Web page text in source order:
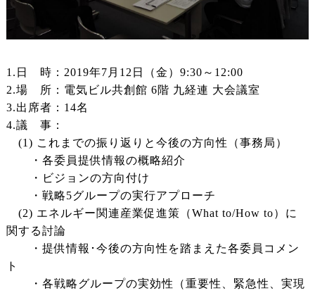
1.日 時：2019年7月12日（金）9:30～12:00
2.場 所：電気ビル共創館 6階 九経連 大会議室
3.出席者：14名
4.議 事：
(1) これまでの振り返りと今後の方向性（事務局）
・各委員提供情報の概略紹介
・ビジョンの方向付け
・戦略5グループの実行アプローチ
(2) エネルギー関連産業促進策（What to/How to）に
関する討論
・提供情報･今後の方向性を踏まえた各委員コメン
ト
・各戦略グループの実効性（重要性、緊急性、実現